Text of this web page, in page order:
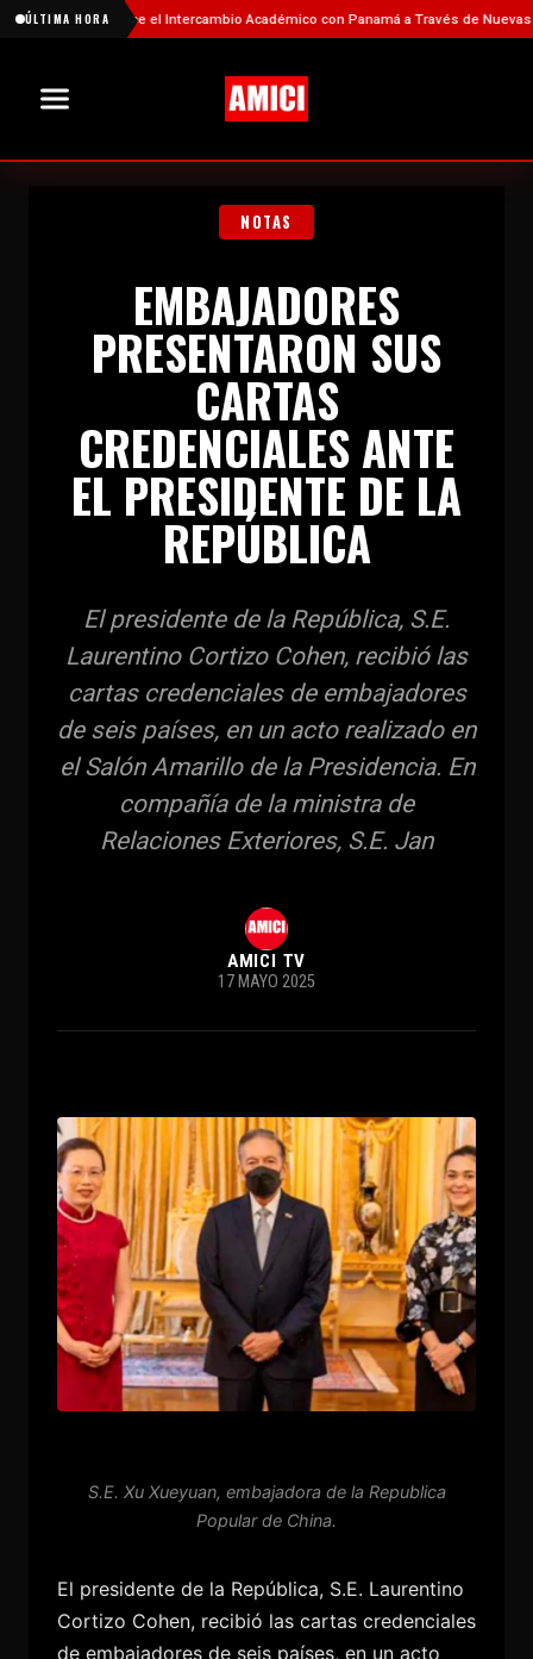
ÚLTIMA HORA
Fortalece el Intercambio Académico con Panamá a Través de Nuevas Becas
NOTAS
EMBAJADORES
PRESENTARON SUS
CARTAS
CREDENCIALES ANTE
EL PRESIDENTE DE LA
REPÚBLICA
El presidente de la República, S.E.
Laurentino Cortizo Cohen, recibió las
cartas credenciales de embajadores
de seis países, en un acto realizado en
el Salón Amarillo de la Presidencia. En
compañía de la ministra de
Relaciones Exteriores, S.E. Jan
AMICI TV
17 MAYO 2025
S.E. Xu Xueyuan, embajadora de la Republica
Popular de China.
El presidente de la República, S.E. Laurentino
Cortizo Cohen, recibió las cartas credenciales
de embajadores de seis países, en un acto